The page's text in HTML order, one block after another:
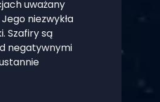
uważany
niezwykła
Szafiry są
negatywnymi